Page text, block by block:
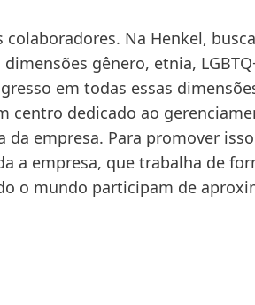
Na Henkel,
gênero, etnia,
em todas essas
centro dedicado ao
empresa. Para promover
a empresa, que trabalha de
o mundo participam de